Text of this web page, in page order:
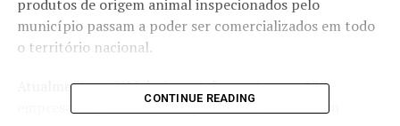
produtos de origem animal inspecionados pelo
município passam a poder ser comercializados em todo
o território nacional.
Atualmente, o SIM de Araçatuba conta com 13
empresas registradas, das quais duas já receberam
CONTINUE READING